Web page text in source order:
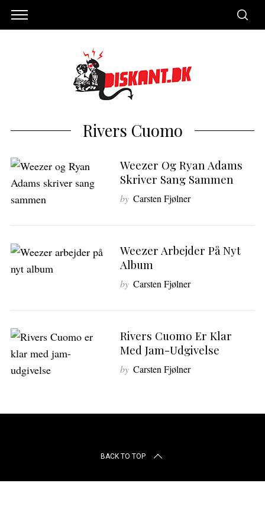
Rivers Cuomo
Weezer Og Ryan Adams
Skriver Sang Sammen
by Carsten Fjølner
Weezer Arbejder På Nyt
Album
by Carsten Fjølner
Rivers Cuomo Er Klar
Med Jam-Udgivelse
by Carsten Fjølner
BACK TO TOP
S
a
r
f
r